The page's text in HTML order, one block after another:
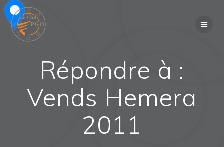
Répondre à :
Vends Hemera
2011